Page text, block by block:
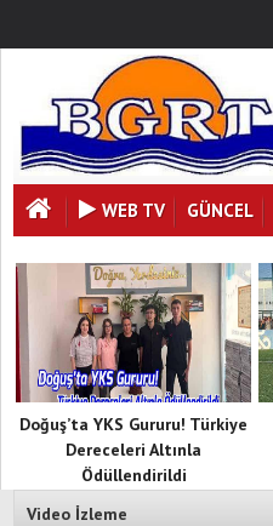
WEB TV GÜNCEL
Doğuş’ta YKS Gururu! Türkiye
Dereceleri Altınla
Ödüllendirildi
Video İzleme